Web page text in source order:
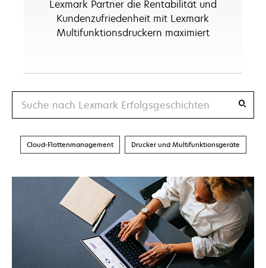
Lexmark Partner die Rentabilität und
Kundenzufriedenheit mit Lexmark
Multifunktionsdruckern maximiert
Suche
Cloud-Flottenmanagement Drucker und Multifunktionsgeräte